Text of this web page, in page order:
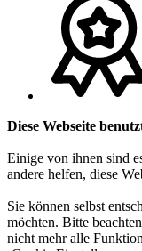
Diese Webseite
Einige von ihnen sind
andere helfen, diese
Sie können selbst
möchten. Bitte
nicht mehr alle